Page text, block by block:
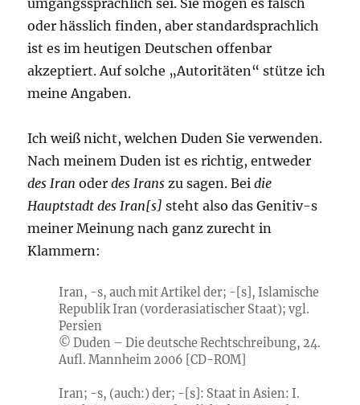
oder hässlich finden, aber standardsprachlich
ist es im heutigen Deutschen offenbar
akzeptiert. Auf solche „Autoritäten“ stütze ich
meine Angaben.
Ich weiß nicht, welchen Duden Sie verwenden.
Nach meinem Duden ist es richtig, entweder
des Iran oderdes Irans zu sagen. Beidie
Hauptstadt des Iran[s] steht also das Genitiv-s
meiner Meinung nach ganz zurecht in
Klammern:
Iran, -s, auch mit Artikel der; -[s], Islamische
Republik Iran (vorderasiatischer Staat); vgl.
Persien
© Duden – Die deutsche Rechtschreibung, 24.
Aufl. Mannheim 2006 [CD-ROM]
Iran; -s, (auch:) der; -[s]: Staat in Asien: I.